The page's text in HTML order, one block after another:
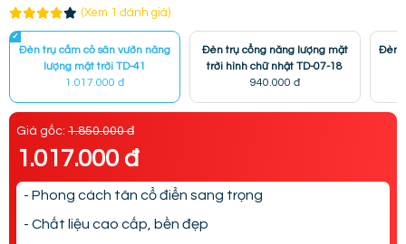
(Xem 1 đánh giá)
Đèn trụ cắm cỏ sân vườn năng
lượng mặt trời TD-41
1.017.000 đ
Đèn trụ cổng năng lượng mặt
trời hình chữ nhật TD-07-18
940.000 đ
Đèn
Giá gốc: 1.850.000 đ
1.017.000 đ
- Phong cách tân cổ điển sang trọng
- Chất liệu cao cấp, bền đẹp